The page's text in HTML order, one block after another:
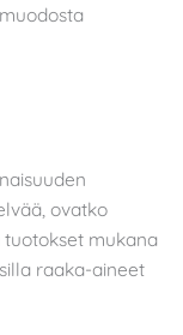
ovatko
mukana
raaka-aineet